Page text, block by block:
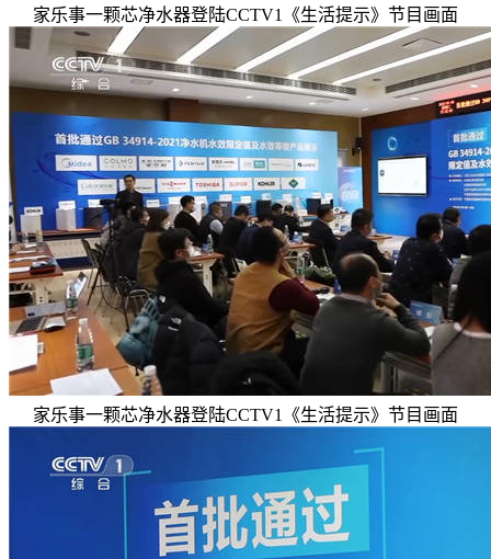
家乐事一颗芯净水器登陆CCTV1《生活提示》节目画面
家乐事一颗芯净水器登陆CCTV1《生活提示》节目画面